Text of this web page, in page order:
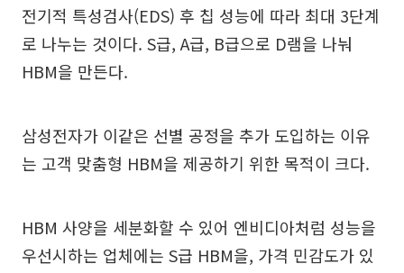
전기적 특성검사(EDS) 후 칩 성능에 따라 최대 3단계
로 나누는 것이다. S급, A급, B급으로 D램을 나눠
HBM을 만든다.
삼성전자가 이같은 선별 공정을 추가 도입하는 이유
는 고객 맞춤형 HBM을 제공하기 위한 목적이 크다.
HBM 사양을 세분화할 수 있어 엔비디아처럼 성능을
우선시하는 업체에는 S급 HBM을, 가격 민감도가 있